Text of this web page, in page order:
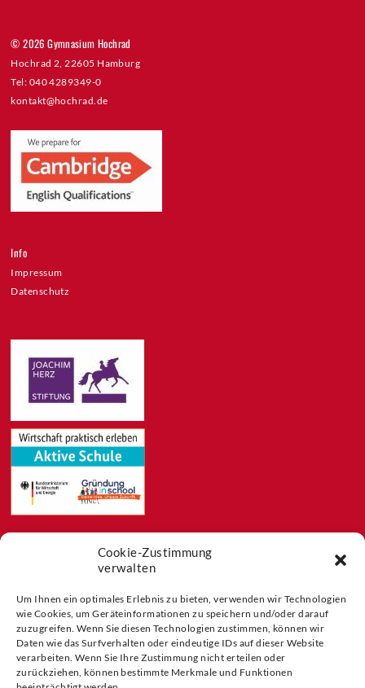
Cookie-Zustimmung
verwalten
Um Ihnen ein optimales Erlebnis zu bieten, verwenden wir Technologien
wie Cookies, um Geräteinformationen zu speichern und/oder darauf
zuzugreifen. Wenn Sie diesen Technologien zustimmen, können wir
Daten wie das Surfverhalten oder eindeutige IDs auf dieser Website
verarbeiten. Wenn Sie Ihre Zustimmung nicht erteilen oder
zurückziehen, können bestimmte Merkmale und Funktionen
© 2026 Gymnasium Hochrad
Hochrad 2, 22605 Hamburg
Tel: 040 4289349-0
kontakt@hochrad.de
Info
Impressum
Datenschutz
Blog
Buchtipps
Partner der